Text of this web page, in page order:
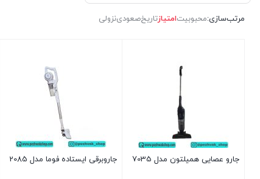
مرتب‌سازی:محبوبیتامتیازتاریخصعودینزولی
جارو عصایی همیلتون مدل 7035 جاروبرقی ایستاده فوما مدل 2085